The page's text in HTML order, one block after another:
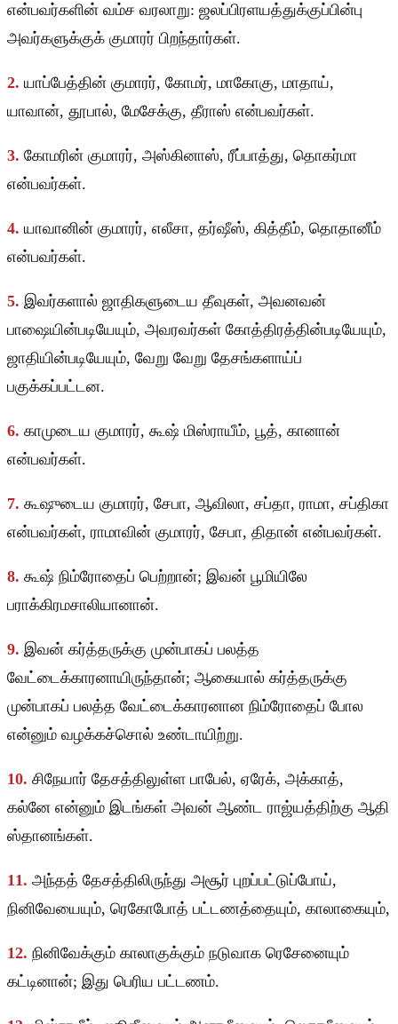
என்பவர்களின் வம்ச வரலாறு: ஜலப்பிரளயத்துக்குப்பின்பு
அவர்களுக்குக் குமாரர் பிறந்தார்கள்.
2. யாப்பேத்தின் குமாரர், கோமர், மாகோகு, மாதாய்,
யாவான், தூபால், மேசேக்கு, தீராஸ் என்பவர்கள்.
3. கோமரின் குமாரர், அஸ்கினாஸ், ரீப்பாத்து, தொகர்மா
என்பவர்கள்.
4. யாவானின் குமாரர், எலீசா, தர்ஷீஸ், கித்தீம், தொதானீம்
என்பவர்கள்.
5. இவர்களால் ஜாதிகளுடைய தீவுகள், அவனவன்
பாஷையின்படியேயும், அவரவர்கள் கோத்திரத்தின்படியேயும்,
ஜாதியின்படியேயும், வேறு வேறு தேசங்களாய்ப்
பகுக்கப்பட்டன.
6. காமுடைய குமாரர், கூஷ் மிஸ்ராயீம், பூத், கானான்
என்பவர்கள்.
7. கூஷுடைய குமாரர், சேபா, ஆவிலா, சப்தா, ராமா, சப்திகா
என்பவர்கள், ராமாவின் குமாரர், சேபா, திதான் என்பவர்கள்.
8. கூஷ் நிம்ரோதைப் பெற்றான்; இவன் பூமியிலே
பராக்கிரமசாலியானான்.
9. இவன் கர்த்தருக்கு முன்பாகப் பலத்த
வேட்டைக்காரனாயிருந்தான்; ஆகையால் கர்த்தருக்கு
முன்பாகப் பலத்த வேட்டைக்காரனான நிம்ரோதைப் போல
என்னும் வழக்கச்சொல் உண்டாயிற்று.
10. சிநேயார் தேசத்திலுள்ள பாபேல், ஏரேக், அக்காத்,
கல்னே என்னும் இடங்கள் அவன் ஆண்ட ராஜ்யத்திற்கு ஆதி
ஸ்தானங்கள்.
11. அந்தத் தேசத்திலிருந்து அசூர் புறப்பட்டுப்போய்,
நினிவேயையும், ரெகோபோத் பட்டணத்தையும், காலாகையும்,
12. நினிவேக்கும் காலாகுக்கும் நடுவாக ரெசேனையும்
கட்டினான்; இது பெரிய பட்டணம்.